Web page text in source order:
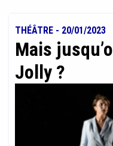
THÉÂTRE - 20/01/2023
Mais
Jolly ?